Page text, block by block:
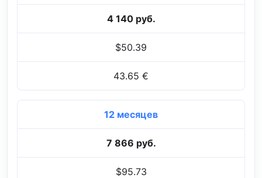
4 140 руб.
$50.39
43.65 €
12 месяцев
7 866 руб.
$95.73